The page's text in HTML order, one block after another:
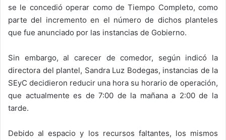
se le concedió operar como de Tiempo Completo, como
parte del incremento en el número de dichos planteles
que fue anunciado por las instancias de Gobierno.
Sin embargo, al carecer de comedor, según indicó la
directora del plantel, Sandra Luz Bodegas, instancias de la
SEyC decidieron reducir una hora su horario de operación,
que actualmente es de 7:00 de la mañana a 2:00 de la
tarde.
Debido al espacio y los recursos faltantes, los mismos